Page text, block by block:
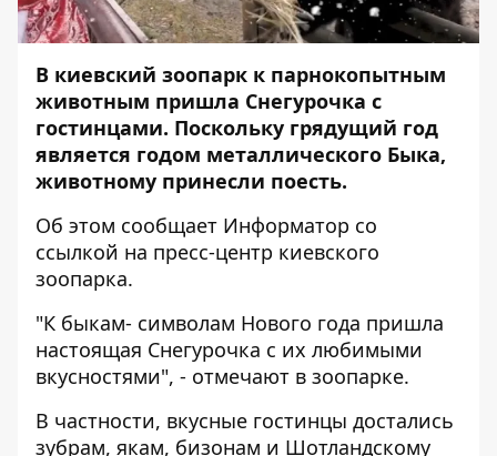
В киевский зоопарк к парнокопытным
животным пришла Снегурочка с
гостинцами. Поскольку грядущий год
является годом металлического Быка,
животному принесли поесть.
Об этом сообщает Информатор со
ссылкой на пресс-центр киевского
зоопарка.
"К быкам- символам Нового года пришла
настоящая Снегурочка с их любимыми
вкусностями", - отмечают в зоопарке.
В частности, вкусные гостинцы достались
зубрам, якам, бизонам и Шотландскому